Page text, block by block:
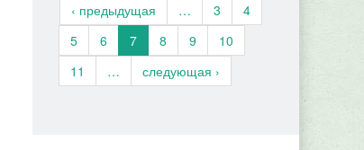
‹ предыдущая … 3
4
5
6 7 8 9
10
11
… следующая ›